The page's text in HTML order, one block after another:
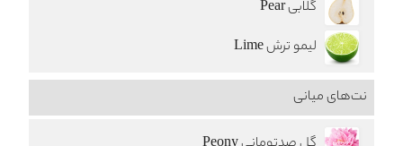
گلابی Pear
لیمو ترش Lime
نت‌های میانی